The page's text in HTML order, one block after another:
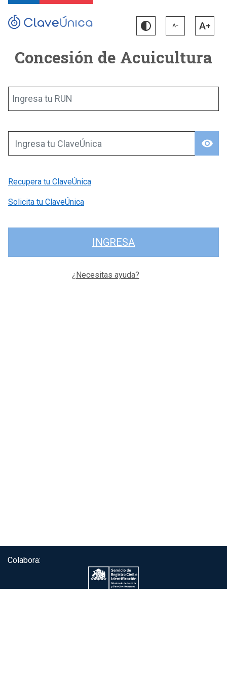
Concesión de Acuicultura
Ingresa tu RUN
visibility
Ingresa tu ClaveÚnica
Recupera tu ClaveÚnica
Solicita tu ClaveÚnica
INGRESA
¿Necesitas ayuda?
Colabora: